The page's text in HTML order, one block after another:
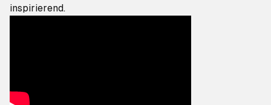
inspirierend.